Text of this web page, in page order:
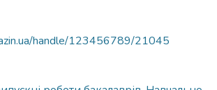
handle/123456789/21045